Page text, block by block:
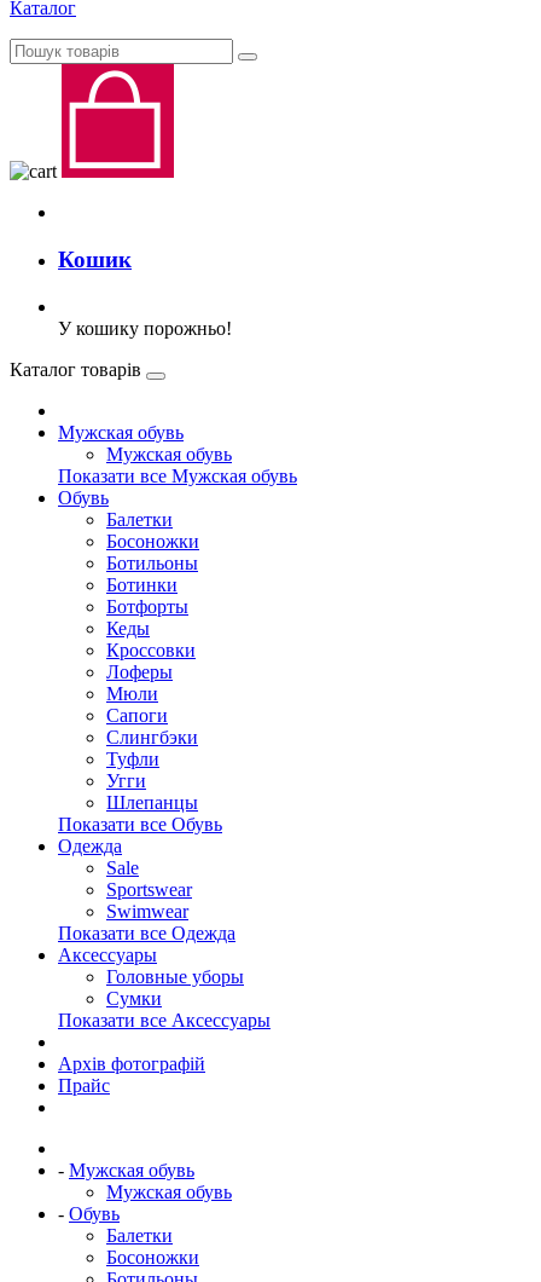
Каталог
Кошик
У кошику порожньо!
Каталог товарів
Мужская обувь
Мужская обувь
Показати все Мужская обувь
Обувь
Балетки
Босоножки
Ботильоны
Ботинки
Ботфорты
Кеды
Кроссовки
Лоферы
Мюли
Сапоги
Слингбэки
Туфли
Угги
Шлепанцы
Показати все Обувь
Одежда
Sale
Sportswear
Swimwear
Показати все Одежда
Аксессуары
Головные уборы
Сумки
Показати все Аксессуары
Архів фотографій
Прайс
- Мужская обувь
Мужская обувь
- Обувь
Балетки
Босоножки